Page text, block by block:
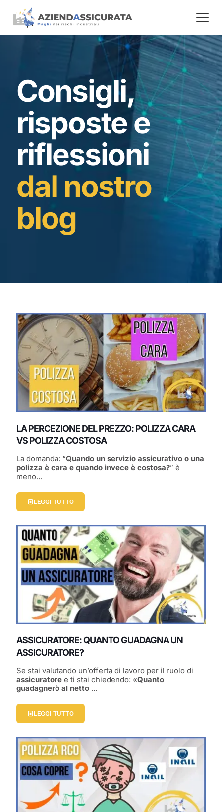
Consigli,
risposte e
riflessioni
dal nostro
blog
LA PERCEZIONE DEL PREZZO: POLIZZA CARA
VS POLIZZA COSTOSA
La domanda: “Quando un servizio assicurativo o una
polizza è cara e quando invece è costosa?” è
meno…
LEGGI TUTTO
ASSICURATORE: QUANTO GUADAGNA UN
ASSICURATORE?
Se stai valutando un’offerta di lavoro per il ruolo di
assicuratore e ti stai chiedendo: «Quanto
guadagnerò al netto …
LEGGI TUTTO